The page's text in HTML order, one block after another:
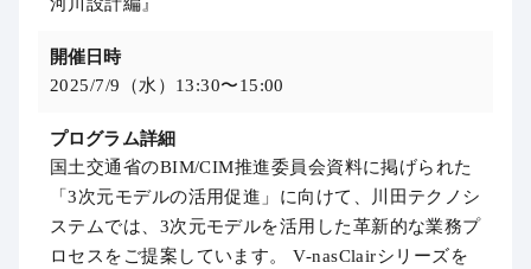
開催日時
2025/7/9
（水 ）13:30〜15:00
プログラム詳細
国土交通省のBIM/CIM推進委員会資料に掲げられた
「3次元モデルの活用促進」に向けて、川田テクノシ
ステムでは、3次元モデルを活用した革新的な業務プ
ロセスをご提案しています。 V-nasClairシリーズを